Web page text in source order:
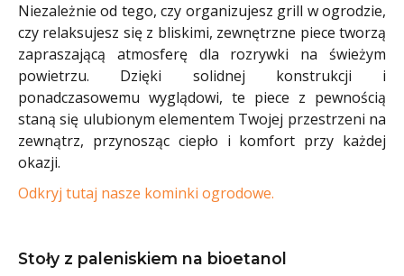
Niezależnie od tego, czy organizujesz grill w ogrodzie,
czy relaksujesz się z bliskimi, zewnętrzne piece tworzą
zapraszającą atmosferę dla rozrywki na świeżym
powietrzu. Dzięki solidnej konstrukcji i
ponadczasowemu wyglądowi, te piece z pewnością
staną się ulubionym elementem Twojej przestrzeni na
zewnątrz, przynosząc ciepło i komfort przy każdej
okazji.
Odkryj tutaj nasze kominki ogrodowe.
Stoły z paleniskiem na bioetanol